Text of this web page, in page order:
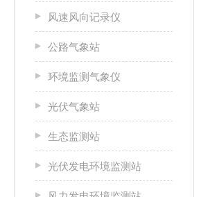
风速风向记录仪
公路气象站
环境监测气象仪
光伏气象站
生态监测站
光伏发电环境监测站